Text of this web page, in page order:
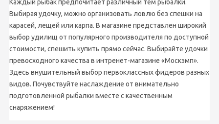
Каждый рыбак предпочитает различный тем рыбалки.
Выбирая удочку, можно организовать ловлю без спешки на
карасей, лещей или карпа. В магазине представлен широкий
выбор удилищ от популярного производителя по доступной
стоимости, спешить купить прямо сейчас. Выбирайте удочки
превосходного качества в интренет-магазине «Москэмп».
Здесь внушительный выбор первоклассных фидеров разных
видов. Почувствуйте наслаждение от внимательно
подготовленной рыбалки вместе с качественным
снаряжением!